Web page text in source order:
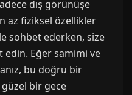
dış görünüşe
az fiziksel özellikler
sohbet ederken, size
edin. Eğer samimi ve
bu doğru bir
bir gece